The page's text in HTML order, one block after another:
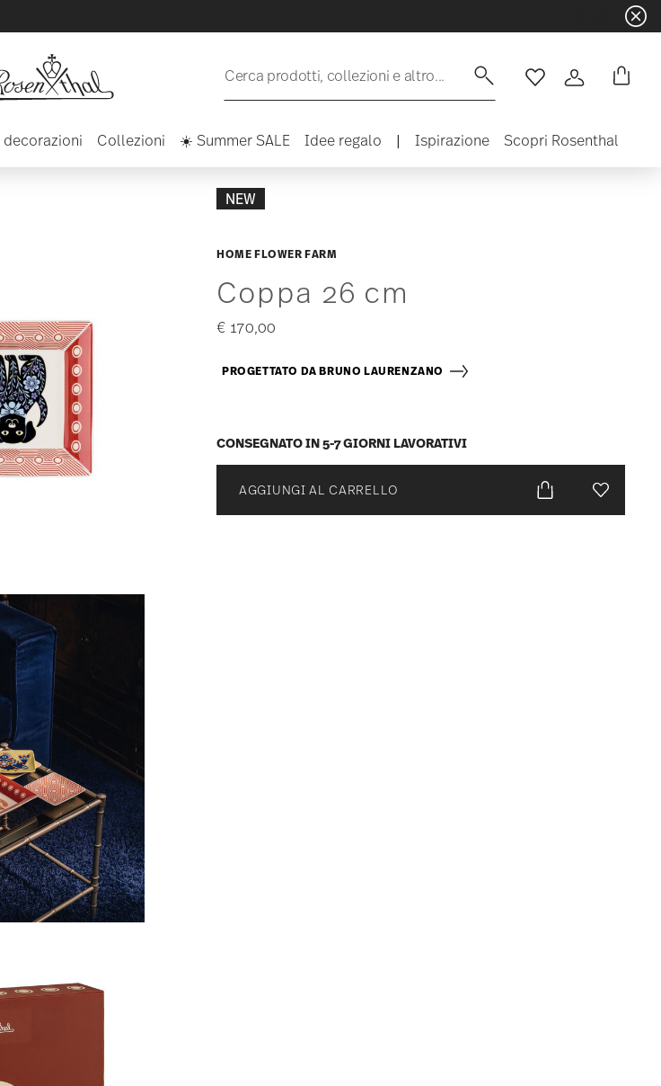
Cerca prodotti, collezioni e altro... Lista desideri
Accedi
decorazioni Collezioni ☀️ Summer SALE Idee regalo | Ispirazione Scopri Rosenthal
NEW
HOME FLOWER FARM
Coppa 26 cm
€ 170,00
PROGETTATO DA BRUNO LAURENZANO
CONSEGNATO IN 5-7 GIORNI LAVORATIVI
AGGIUNGI AL CARRELLO Lista